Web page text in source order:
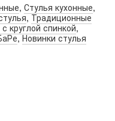
, Стулья кухонные,
,Традиционные
круглой спинкой,
,Новинки стулья